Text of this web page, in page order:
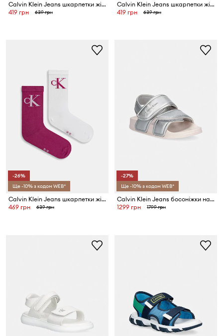
Calvin Klein Jeans шкарпетки жіночі з бавовною 2 шт.
419 грн
639 грн
Calvin Klein Jeans шкарпетки жіночі 2 шт.
419 грн
639 грн
-26%
Ще -10% з кодом WEB*
Calvin Klein Jeans шкарпетки жіночі з бавовною 2 шт.
469 грн
639 грн
-27%
Ще -10% з кодом WEB*
Calvin Klein Jeans босоніжки на пласкому підборі дитячі
1299 грн
1799 грн